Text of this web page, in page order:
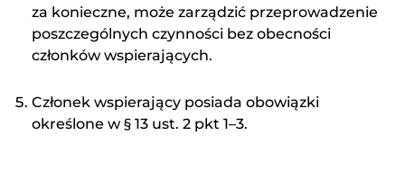
za konieczne, może zarządzić przeprowadzenie
poszczególnych czynności bez obecności
członków wspierających.
Członek wspierający posiada obowiązki
określone w § 13 ust. 2 pkt 1–3.